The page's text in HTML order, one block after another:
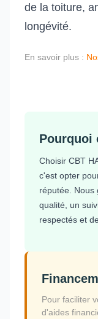
de la toiture,
longévité.
En savoir plus :
Pourquoi
Choisir CBT
c'est opter
réputée. Nous
qualité, un
respectés et
Pour faciliter
d'aides